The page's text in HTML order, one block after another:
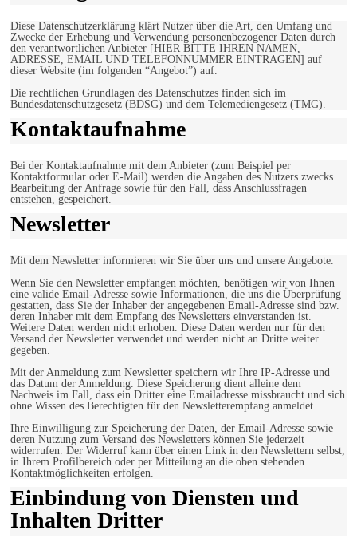
Diese Datenschutzerklärung klärt Nutzer über die Art, den Umfang und
Zwecke der Erhebung und Verwendung personenbezogener Daten durch
den verantwortlichen Anbieter [HIER BITTE IHREN NAMEN,
ADRESSE, EMAIL UND TELEFONNUMMER EINTRAGEN] auf
dieser Website (im folgenden “Angebot”) auf.
Die rechtlichen Grundlagen des Datenschutzes finden sich im
Bundesdatenschutzgesetz (BDSG) und dem Telemediengesetz (TMG).
Kontaktaufnahme
Bei der Kontaktaufnahme mit dem Anbieter (zum Beispiel per
Kontaktformular oder E-Mail) werden die Angaben des Nutzers zwecks
Bearbeitung der Anfrage sowie für den Fall, dass Anschlussfragen
entstehen, gespeichert.
Newsletter
Mit dem Newsletter informieren wir Sie über uns und unsere Angebote.
Wenn Sie den Newsletter empfangen möchten, benötigen wir von Ihnen
eine valide Email-Adresse sowie Informationen, die uns die Überprüfung
gestatten, dass Sie der Inhaber der angegebenen Email-Adresse sind bzw.
deren Inhaber mit dem Empfang des Newsletters einverstanden ist.
Weitere Daten werden nicht erhoben. Diese Daten werden nur für den
Versand der Newsletter verwendet und werden nicht an Dritte weiter
gegeben.
Mit der Anmeldung zum Newsletter speichern wir Ihre IP-Adresse und
das Datum der Anmeldung. Diese Speicherung dient alleine dem
Nachweis im Fall, dass ein Dritter eine Emailadresse missbraucht und sich
ohne Wissen des Berechtigten für den Newsletterempfang anmeldet.
Ihre Einwilligung zur Speicherung der Daten, der Email-Adresse sowie
deren Nutzung zum Versand des Newsletters können Sie jederzeit
widerrufen. Der Widerruf kann über einen Link in den Newslettern selbst,
in Ihrem Profilbereich oder per Mitteilung an die oben stehenden
Kontaktmöglichkeiten erfolgen.
Einbindung von Diensten und
Inhalten Dritter